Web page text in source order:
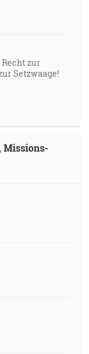
Recht zur
Setzwaage!
Missions-